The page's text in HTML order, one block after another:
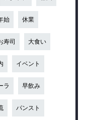
始 休業
寿司 大食い
イベント
ラ 早飲み
パンスト